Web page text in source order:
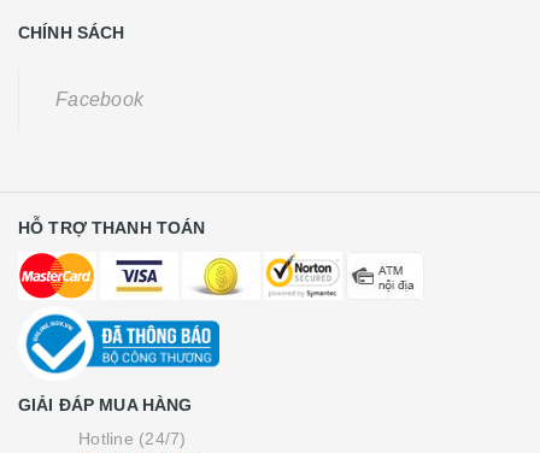
CHÍNH SÁCH
Facebook
HỖ TRỢ THANH TOÁN
GIẢI ĐÁP MUA HÀNG
Hotline (24/7)